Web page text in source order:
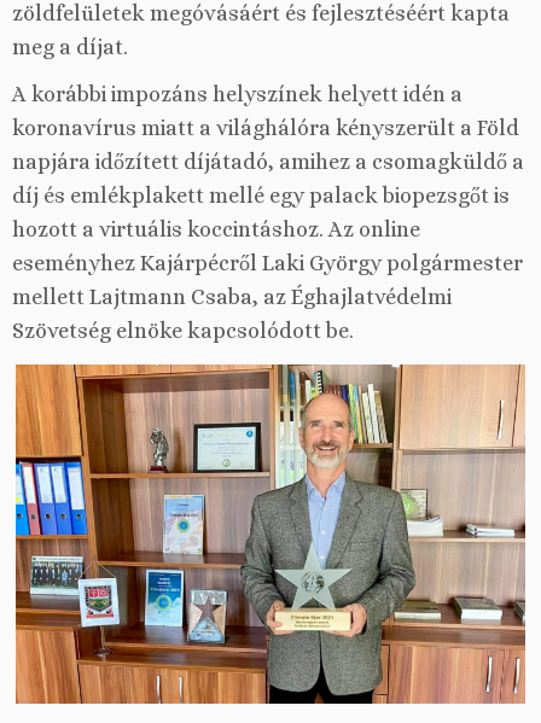
zöldfelületek megóvásáért és fejlesztéséért kapta
meg a díjat.
A korábbi impozáns helyszínek helyett idén a
koronavírus miatt a világhálóra kényszerült a Föld
napjára időzített díjátadó, amihez a csomagküldő a
díj és emlékplakett mellé egy palack biopezsgőt is
hozott a virtuális koccintáshoz. Az online
eseményhez Kajárpécről Laki György polgármester
mellett Lajtmann Csaba, az Éghajlatvédelmi
Szövetség elnöke kapcsolódott be.